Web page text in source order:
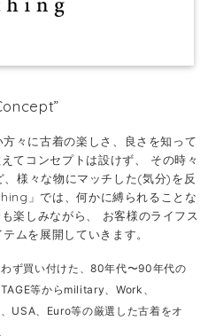
々に古着の楽しさ、良さを知って
てコンセプトは設けず、 その時々
様々な物にマッチした(気分)を反
」では、何かに縛られることな
楽しみながら、 お客様のライフス
ムを展開していきます。
ず買い付けた、80年代〜90年代の
等からmilitary、Work、
、Euro等の厳選した古着をオ